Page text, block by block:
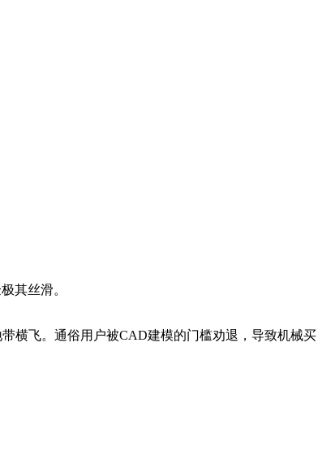
其丝滑。
横飞。通俗用户被CAD建模的门槛劝退，导致机械买